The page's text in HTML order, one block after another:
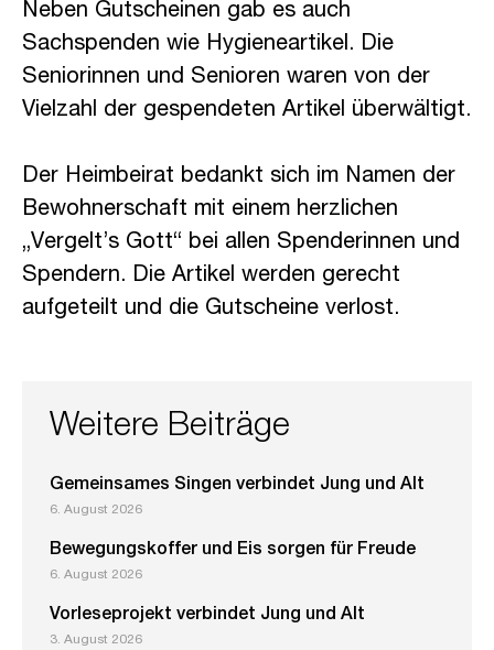
Neben Gutscheinen gab es auch
Sachspenden wie Hygieneartikel. Die
Seniorinnen und Senioren waren von der
Vielzahl der gespendeten Artikel überwältigt.
Der Heimbeirat bedankt sich im Namen der
Bewohnerschaft mit einem herzlichen
„Vergelt’s Gott“ bei allen Spenderinnen und
Spendern. Die Artikel werden gerecht
aufgeteilt und die Gutscheine verlost.
Weitere Beiträge
Gemeinsames Singen verbindet Jung und Alt
6. August 2026
Bewegungskoffer und Eis sorgen für Freude
6. August 2026
Vorleseprojekt verbindet Jung und Alt
3. August 2026